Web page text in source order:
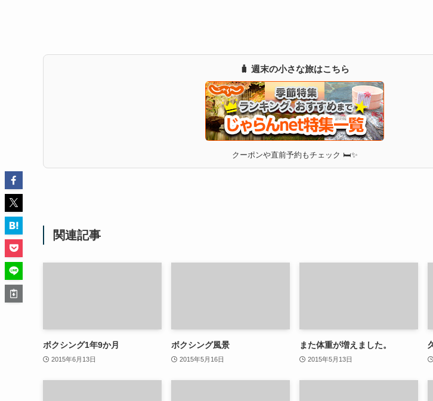
🧳 週末の小さな旅はこちら
クーポンや直前予約もチェック 🛏✨
関連記事
ボクシング1年9か月
2015年6月13日
ボクシング風景
2015年5月16日
また体重が増えました。
2015年5月13日